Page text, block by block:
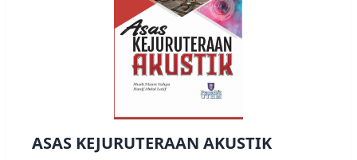
ASAS KEJURUTERAAN AKUSTIK